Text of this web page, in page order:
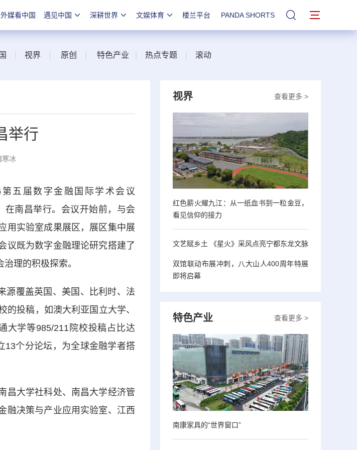
外媒看中国 遇见中国 深耕世界 文娱体育 楼兰平台 PANDA SHORTS 站内搜索
视界 原创 特色产业 热点专题 滚动
举行
寒冰
五届数字金融国际学术会议
在南昌举行。会议开始前，与会
用实验室成果展区，展区集中展
议既为数字金融理论研究搭建了
理的积极探索。
覆盖英国、美国、比利时、法
投稿，如澳大利亚国立大学、
大学等985/211院校投稿占比达
13个分论坛，为全球金融学者搭
大学社科处、南昌大学经济管
融决策与产业应用实验室、江西
查看更多 >
视界
红色薪火耀九江：从一纸血书到一粒金豆，
看见信仰的接力
文艺赋乡土 《星火》采风点亮宁都东龙文脉
双馆联动布展冲刺，八大山人400周年特展
即将启幕
查看更多 >
特色产业
南康家具的“世界窗口”